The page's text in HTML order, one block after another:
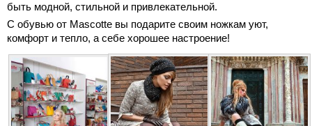
быть модной, стильной и привлекательной.
С обувью от Mascotte вы подарите своим ножкам уют,
комфорт и тепло, а себе хорошее настроение!